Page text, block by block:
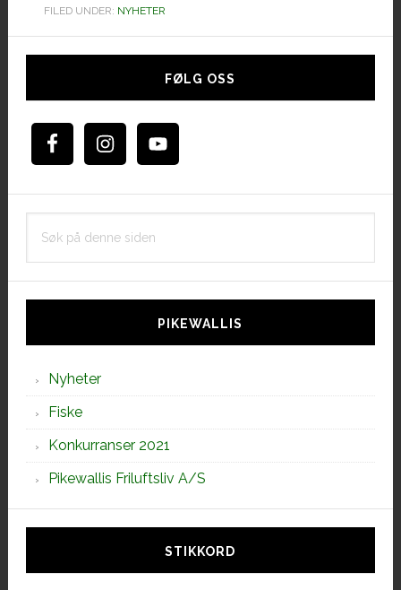
FILED UNDER: NYHETER
Hoved
FØLG OSS
PIKEWALLIS
Nyheter
Fiske
Konkurranser 2021
Pikewallis Friluftsliv A/S
STIKKORD